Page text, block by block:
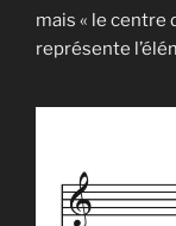
mais « le centre
représente